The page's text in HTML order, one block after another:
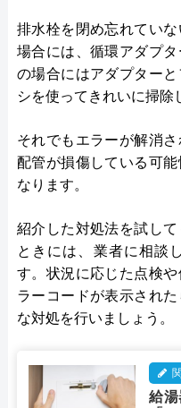
排水栓を閉め忘れてい
場合には、循環アダプ
の場合にはアダプター
シを使ってきれいに掃除
それでもエラーが解消
配管が損傷している可
なります。
紹介した対処法を試し
ときには、業者に相談
す。状況に応じた点検
ラーコードが表示され
な対処を行いましょう。
給